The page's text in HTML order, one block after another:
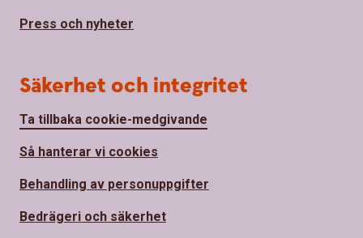
Press och nyheter
Säkerhet och integritet
Ta tillbaka cookie-medgivande
Så hanterar vi cookies
Behandling av personuppgifter
Bedrägeri och säkerhet